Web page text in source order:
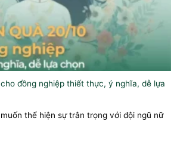
đồng nghiệp thiết thực, ý nghĩa, dễ lựa
thể hiện sự trân trọng với đội ngũ nữ